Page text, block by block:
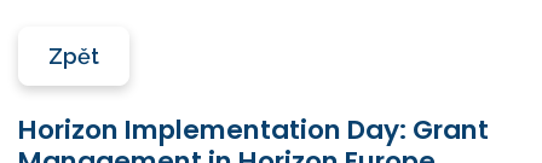
Zpět
Horizon Implementation Day: Grant